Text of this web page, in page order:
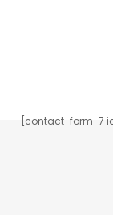
[contact-form-7